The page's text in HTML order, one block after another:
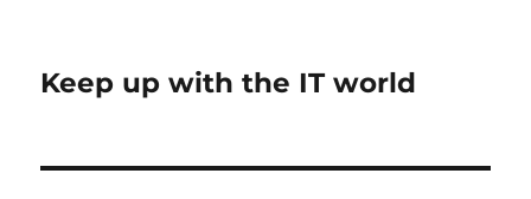
Keep up with the IT world